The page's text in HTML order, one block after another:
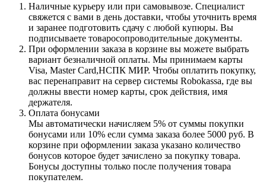
Наличные курьеру или при самовывозе. Специалист
свяжется с вами в день доставки, чтобы уточнить время
и заранее подготовить сдачу с любой купюры. Вы
подписываете товаросопроводительные документы.
При оформлении заказа в корзине вы можете выбрать
вариант безналичной оплаты. Мы принимаем карты
Visa, Master Card,НСПК МИР. Чтобы оплатить покупку,
вас перенаправит на сервер системы Robokassa, где вы
должны ввести номер карты, срок действия, имя
держателя.
Оплата бонусами
Мы автоматически начисляем 5% от суммы покупки
бонусами или 10% если сумма заказа более 5000 руб. В
корзине при оформлении заказа указано количество
бонусов которое будет зачислено за покупку товара.
Бонусы доступны только после получения товара
покупателем.